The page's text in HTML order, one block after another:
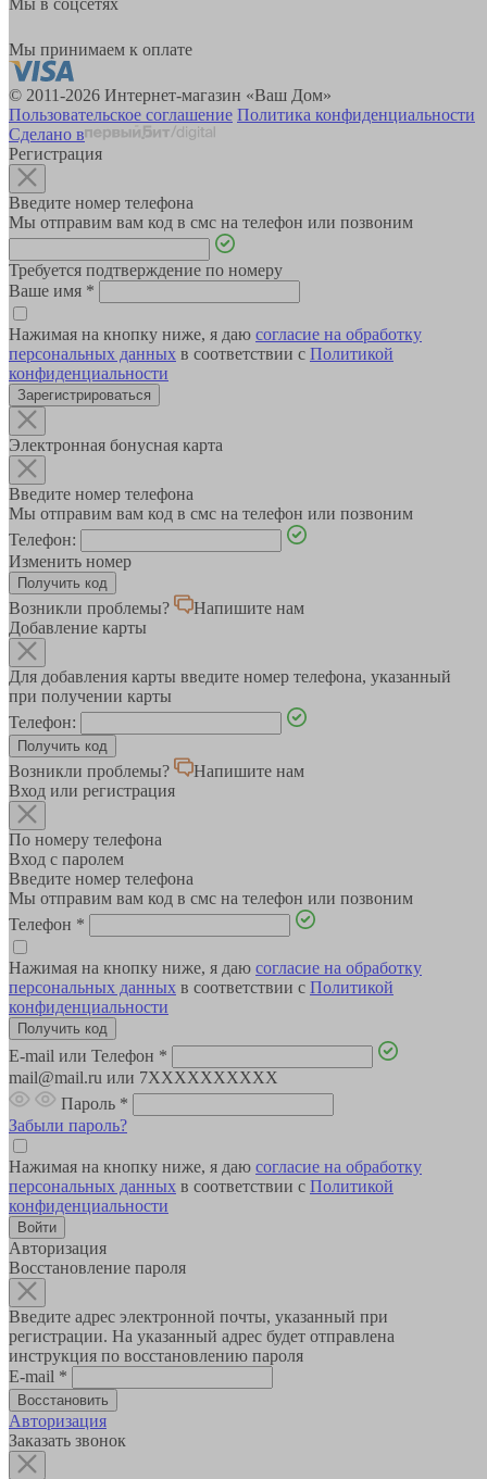
Мы в соцсетях
Мы принимаем к оплате
© 2011-2026 Интернет-магазин «Ваш Дом»
Пользовательское соглашение Политика конфиденциальности
Сделано в
Регистрация
Введите номер телефона
Мы отправим вам код в смс на телефон или позвоним
Требуется подтверждение по номеру
Ваше имя *
Нажимая на кнопку ниже, я даю согласие на обработку
персональных данных в соответствии с Политикой
конфиденциальности
Зарегистрироваться
Электронная бонусная карта
Введите номер телефона
Мы отправим вам код в смс на телефон или позвоним
Телефон:
Изменить номер
Возникли проблемы?
Напишите нам
Добавление карты
Для добавления карты введите номер телефона, указанный
при получении карты
Телефон:
Возникли проблемы?
Напишите нам
Вход или регистрация
По номеру телефона
Вход с паролем
Введите номер телефона
Мы отправим вам код в смс на телефон или позвоним
Телефон *
Нажимая на кнопку ниже, я даю согласие на обработку
персональных данных в соответствии с Политикой
конфиденциальности
E-mail или Телефон *
mail@mail.ru или 7XXXXXXXXXX
Пароль *
Забыли пароль?
Нажимая на кнопку ниже, я даю согласие на обработку
персональных данных в соответствии с Политикой
конфиденциальности
Авторизация
Восстановление пароля
Введите адрес электронной почты, указанный при
регистрации. На указанный адрес будет отправлена
инструкция по восстановлению пароля
E-mail *
Авторизация
Заказать звонок